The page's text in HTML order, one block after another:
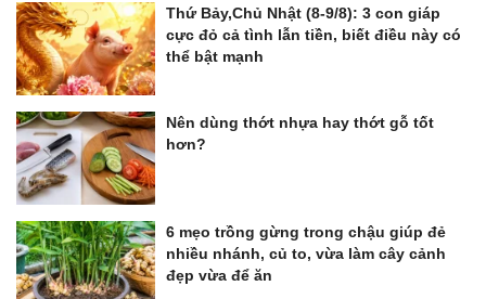
Thứ Bảy,Chủ Nhật (8-9/8): 3 con giáp
cực đỏ cả tình lẫn tiền, biết điều này có
thể bật mạnh
Nên dùng thớt nhựa hay thớt gỗ tốt
hơn?
6 mẹo trồng gừng trong chậu giúp đẻ
nhiều nhánh, củ to, vừa làm cây cảnh
đẹp vừa để ăn